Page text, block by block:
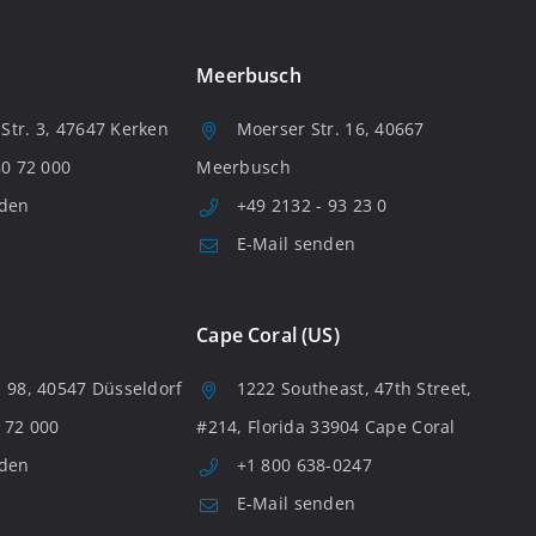
3, 47647 Kerken
72 000
Meerbusch
Moerser Str. 16, 40667
Meerbusch
+49 2132 - 93 23 0
E-Mail senden
98, 40547 Düsseldorf
000
Cape Coral (US)
1222 Southeast, 47th Street,
#214, Florida 33904 Cape Coral
+1 800 638-0247
E-Mail senden